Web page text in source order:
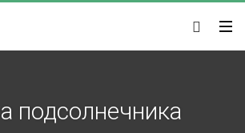
подсолнечника